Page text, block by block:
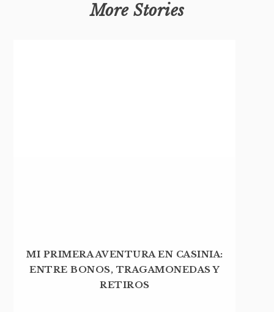
More Stories
MI PRIMERA AVENTURA EN CASINIA:
ENTRE BONOS, TRAGAMONEDAS Y
RETIROS